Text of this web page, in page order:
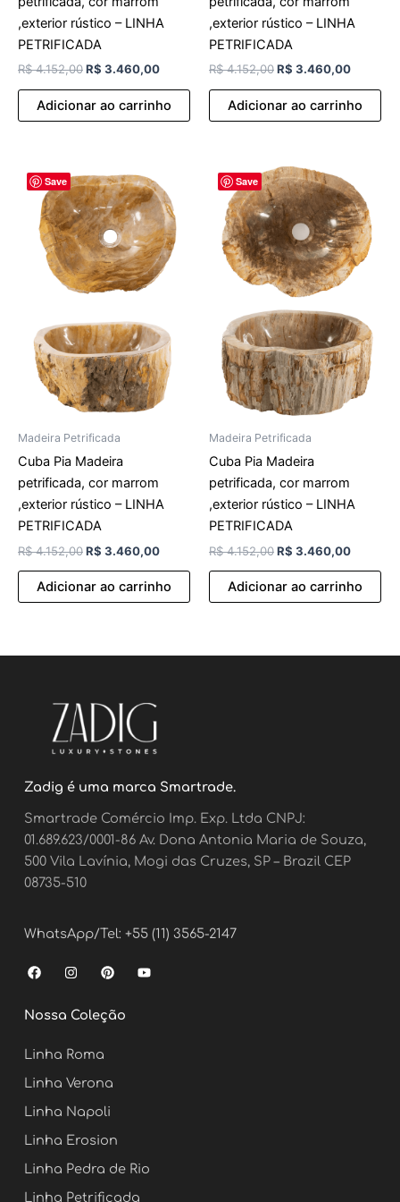
,exterior rústico – LINHA
PETRIFICADA
R$4.152,00R$ 3.460,00
Adicionar ao carrinho
,exterior rústico – LINHA
PETRIFICADA
R$4.152,00R$ 3.460,00
Adicionar ao carrinho
Save
Madeira Petrificada
Cuba Pia Madeira
petrificada, cor marrom
,exterior rústico – LINHA
PETRIFICADA
R$4.152,00
preço
original
era:
R$ 4.152,00.
R$ 3.460,00
preço
atual
é:
R$ 3.460,00.
Adicionar ao carrinho
Save
Madeira Petrificada
Cuba Pia Madeira
petrificada, cor marrom
,exterior rústico – LINHA
PETRIFICADA
R$4.152,00
O
preço
original
era:
R$ 4.152,00.
R$ 3.460,00
preço
atual
é:
R$
Adicionar ao carrinho
Zadig é uma marca Smartrade.
Smartrade Comércio Imp. Exp. Ltda CNPJ:
01.689.623/0001-86 Av. Dona Antonia Maria de Souza,
500 Vila Lavínia, Mogi das Cruzes, SP – Brazil CEP
08735-510
WhatsApp/Tel: +55 (11) 3565-2147
F
a
e
b
o
k
I
n
t
a
r
a
m
P
i
t
e
Y
o
Nossa Coleção
Linha Roma
Linha Verona
Linha Napoli
Linha Erosion
Linha Pedra de Rio
Linha Petrificada